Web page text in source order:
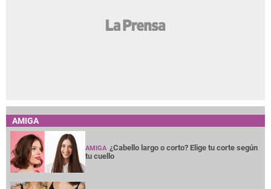
AMIGA
AMIGA ¿Cabello largo o corto? Elige tu corte según
tu cuello